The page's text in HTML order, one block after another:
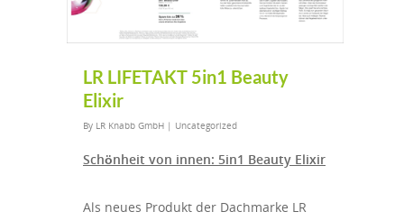
LR LIFETAKT 5in1 Beauty
Elixir
By LR Knabb GmbH | Uncategorized
Schönheit von innen: 5in1 Beauty Elixir
Als neues Produkt der Dachmarke LR